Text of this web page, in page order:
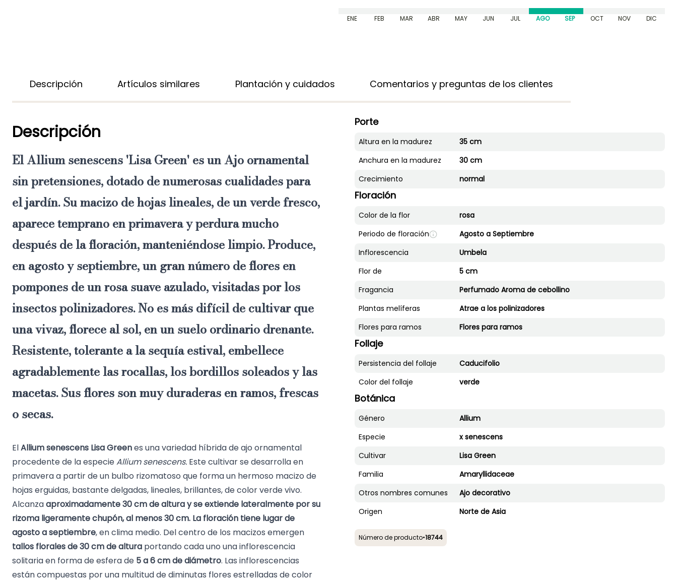
ENE FEB MAR ABR MAY JUN JUL AGO SEP OCT NOV DIC
Descripción Artículos similares Plantación y cuidados Comentarios y preguntas de los clientes
Descripción
El Allium senescens 'Lisa Green'es un Ajo ornamental
sin pretensiones, dotado de numerosas cualidades para
el jardín. Sumacizo de hojas lineales, de un verde fresco,
aparece temprano en primavera y perdura mucho
después de la floración, manteniéndose limpio. Produce,
en agosto y septiembre, un gran número deflores en
pompones de un rosa suave azulado,visitadas por los
insectos polinizadores. No es más difícil de cultivar que
una vivaz, florece al sol, en un suelo ordinario drenante.
Resistente, tolerante a la sequía estival, embellece
agradablemente las rocallas, los bordillos soleados y las
macetas. Sus flores son muy duraderas en ramos, frescas
o secas.
ElAllium senescens Lisa Greenes una variedad híbrida de ajo ornamental
procedente de la especieAllium senescens. Este cultivar se desarrolla en
primavera a partir de un bulbo rizomatoso que forma un hermoso macizo de
hojas erguidas, bastante delgadas, lineales, brillantes, de color verde vivo.
Alcanzaaproximadamente 30 cm de altura y se extiende lateralmente por su
rizoma ligeramente chupón, al menos 30 cm. La floración tiene lugarde
agosto a septiembre, en clima medio. Del centro de los macizos emergen
tallos florales de 30 cm de altura portando cada uno una inflorescencia
solitaria en forma de esfera de 5 a 6 cm de diámetro. Las inflorescencias
están compuestas por una multitud de diminutas flores estrelladas de color
Porte
Altura en la madurez
35 cm
Anchura en la madurez
30 cm
Crecimiento
normal
Floración
Color de la flor
rosa
Periodo de floración
Agosto a Septiembre
Inflorescencia
Umbela
Flor de
5 cm
Fragancia
Perfumado Aroma de cebollino
Plantas melíferas
Atrae a los polinizadores
Flores para ramos
Flores para ramos
Follaje
Persistencia del follaje
Caducifolio
Color del follaje
verde
Botánica
Género
Allium
Especie
x senescens
Cultivar
Lisa Green
Familia
Amaryllidaceae
Otros nombres comunes
Ajo decorativo
Origen
Norte de Asia
Número de producto•18744